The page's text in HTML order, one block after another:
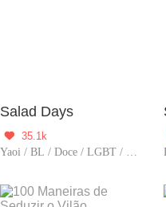
Salad Days

35.1k
Yaoi / BL / Doce / LGBT / Comovente / Amor de infância